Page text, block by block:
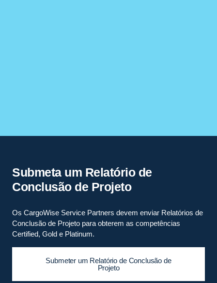
Submeta um Relatório de
Conclusão de Projeto
Os CargoWise Service Partners devem enviar Relatórios de
Conclusão de Projeto para obterem as competências
Certified, Gold e Platinum.
Submeter um Relatório de Conclusão de
Projeto